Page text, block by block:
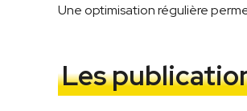
Une optimisation régulière
Les